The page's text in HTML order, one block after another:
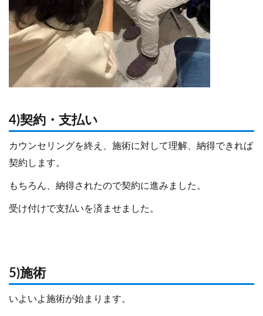
4)契約・支払い
カウンセリングを終え、施術に対して理解、納得できれば
契約します。
もちろん、納得されたので契約に進みました。
受け付けで支払いを済ませました。
5)施術
いよいよ施術が始まります。